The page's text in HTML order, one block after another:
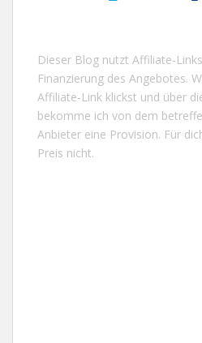
Dieser Blog nutzt Affiliate-
Finanzierung des Angebotes.
Affiliate-Link klickst und über
bekomme ich von dem
Anbieter eine Provision. Für
Preis nicht.